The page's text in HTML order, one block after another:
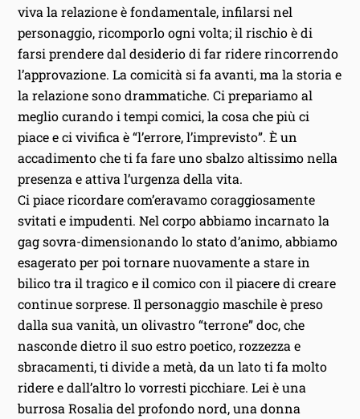
viva la relazione è fondamentale, infilarsi nel
personaggio, ricomporlo ogni volta; il rischio è di
farsi prendere dal desiderio di far ridere rincorrendo
l’approvazione. La comicità si fa avanti, ma la storia e
la relazione sono drammatiche. Ci prepariamo al
meglio curando i tempi comici, la cosa che più ci
piace e ci vivifica è “l’errore, l’imprevisto”. È un
accadimento che ti fa fare uno sbalzo altissimo nella
presenza e attiva l’urgenza della vita.
Ci piace ricordare com’eravamo coraggiosamente
svitati e impudenti. Nel corpo abbiamo incarnato la
gag sovra-dimensionando lo stato d’animo, abbiamo
esagerato per poi tornare nuovamente a stare in
bilico tra il tragico e il comico con il piacere di creare
continue sorprese. Il personaggio maschile è preso
dalla sua vanità, un olivastro “terrone” doc, che
nasconde dietro il suo estro poetico, rozzezza e
sbracamenti, ti divide a metà, da un lato ti fa molto
ridere e dall’altro lo vorresti picchiare. Lei è una
burrosa Rosalia del profondo nord, una donna